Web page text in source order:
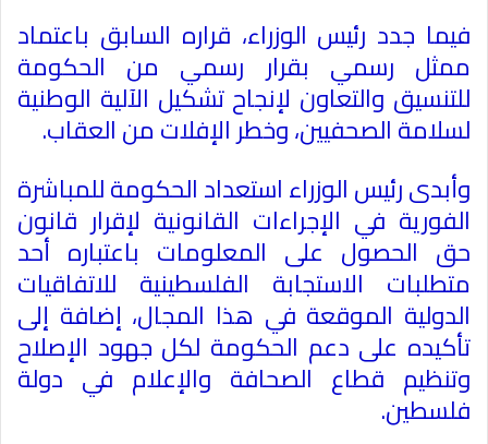
فيما جدد رئيس الوزراء، قراره السابق باعتماد
ممثل رسمي بقرار رسمي من الحكومة
للتنسيق والتعاون لإنجاح تشكيل الآلية الوطنية
لسلامة الصحفيين، وخطر الإفلات من العقاب.
وأبدى رئيس الوزراء استعداد الحكومة للمباشرة
الفورية في الإجراءات القانونية لإقرار قانون
حق الحصول على المعلومات باعتباره أحد
متطلبات الاستجابة الفلسطينية للاتفاقيات
الدولية الموقعة في هذا المجال، إضافة إلى
تأكيده على دعم الحكومة لكل جهود الإصلاح
وتنظيم قطاع الصحافة والإعلام في دولة
فلسطين.